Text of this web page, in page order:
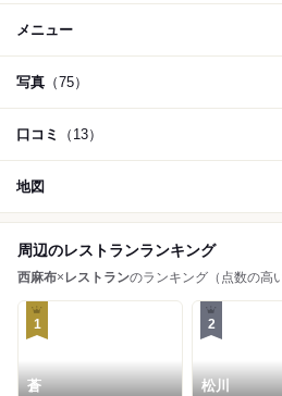
メニュー
写真 （75）
口コミ （13）
地図
周辺のレストランランキング
西麻布× レストランのランキング（点数の高
1
蒼
2
松川